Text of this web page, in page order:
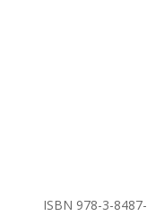
ISBN 978-3-8487-